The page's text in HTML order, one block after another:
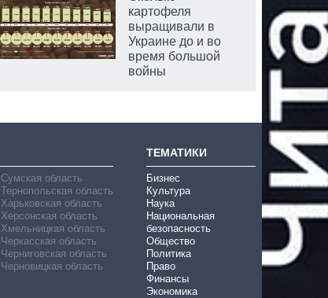
картофеля
выращивали в
Украине до и во
время большой
войны
Сумская область
Тернопольская область
Харьковская область
Херсонская область
Хмельницкая область
Черкасская область
Черниговская область
Черновицкая область
ТЕМАТИКИ
Бизнес
Культура
Наука
Национальная
безопасность
Общество
Политика
Право
Финансы
Экономика